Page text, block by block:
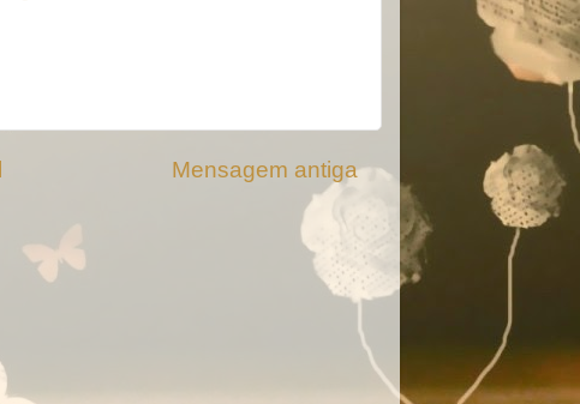
Mensagem antiga